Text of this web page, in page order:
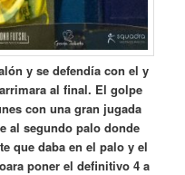
y se defendía con el y
al final. El golpe
con una gran jugada
al segundo palo donde
que daba en el palo y el
poner el definitivo 4 a